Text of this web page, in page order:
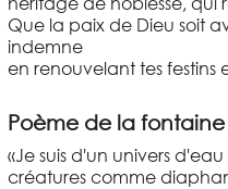
Que la paix de Dieu soit
indemne
en renouvelant tes festins
Poème de la
«Je suis d'un univers
créatures comme